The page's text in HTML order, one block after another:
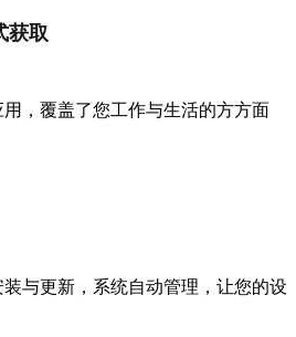
获取
，覆盖了您工作与生活的方方面
与更新，系统自动管理，让您的设